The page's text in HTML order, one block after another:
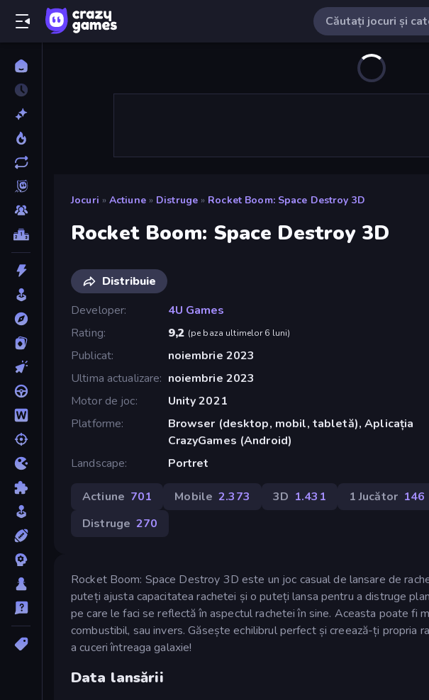
Jocuri » Actiune » Distruge » Rocket Boom: Space Destroy 3D
Rocket Boom: Space Destroy 3D
Distribuie
Developer
4U Games
Rating
9,2 (pe baza ultimelor 6 luni)
Publicat
noiembrie 2023
Ultima actualizare
noiembrie 2023
Motor de joc
Unity 2021
Platforme
Browser (desktop, mobil, tabletă), Aplicația
CrazyGames (Android)
Landscape
Portret
Actiune 701 Mobile 2.373 3D 1.431 1 Jucător 146
Distruge 270
Rocket Boom: Space Destroy 3D este un joc casual de lansare de
puteți ajusta capacitatea rachetei și o puteți lansa pentru a distruge
pe care le faci se reflectă în aspectul rachetei în sine. Aceasta poate fi
combustibil, sau invers. Găsește echilibrul perfect și creează-ți propria
a cuceri întreaga galaxie!
Data lansării